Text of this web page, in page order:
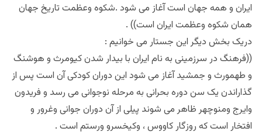
ایران و همه جهان است آغاز می شود .شکوه وعظمت تاریخ جهان
همان شکوه وعظمت ایران است)) .
دریک بخش دیگر این جستار می خوانیم :
((فرهنگ در سرزمینی به نام ایران با بیدار شدن کیومرث و هوشنگ
و طهمورث و جمشید آغاز می شود این دوران کودکی آن است پس از
گذاراندن یک سن دوره بحرانی به مرحله نوجوانی می رسد و فریدون
وایرج ومنوچهر ظاهر می شوند پیلی از آن دوران جوانی وغرور و
افتخار است که روزگار کاووس ، وکیخسرو ورستم است .